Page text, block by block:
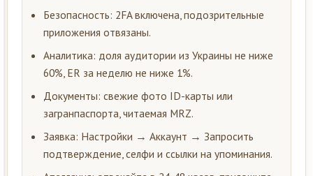
Безопасность: 2FA включена, подозрительные
приложения отвязаны.
Аналитика: доля аудитории из Украины не ниже
60%, ER за неделю не ниже 1%.
Документы: свежие фото ID-карты или
загранпаспорта, читаемая MRZ.
Заявка: Настройки → Аккаунт → Запросить
подтверждение, селфи и ссылки на упоминания.